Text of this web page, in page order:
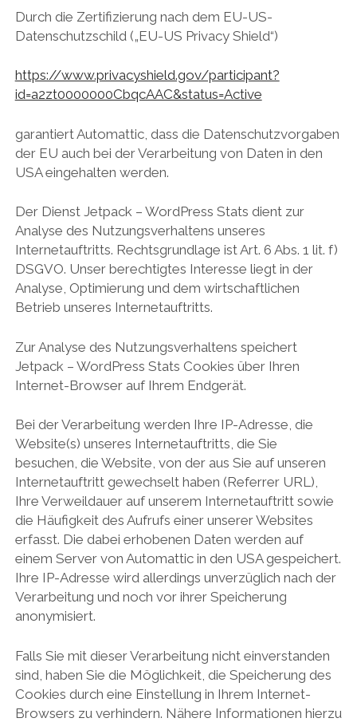
Durch die Zertifizierung nach dem EU-US-
Datenschutzschild („EU-US Privacy Shield“)
https://www.privacyshield.gov/participant?
id=a2zt0000000CbqcAAC&status=Active
garantiert Automattic, dass die Datenschutzvorgaben
der EU auch bei der Verarbeitung von Daten in den
USA eingehalten werden.
Der Dienst Jetpack – WordPress Stats dient zur
Analyse des Nutzungsverhaltens unseres
Internetauftritts. Rechtsgrundlage ist Art. 6 Abs. 1 lit. f)
DSGVO. Unser berechtigtes Interesse liegt in der
Analyse, Optimierung und dem wirtschaftlichen
Betrieb unseres Internetauftritts.
Zur Analyse des Nutzungsverhaltens speichert
Jetpack – WordPress Stats Cookies über Ihren
Internet-Browser auf Ihrem Endgerät.
Bei der Verarbeitung werden Ihre IP-Adresse, die
Website(s) unseres Internetauftritts, die Sie
besuchen, die Website, von der aus Sie auf unseren
Internetauftritt gewechselt haben (Referrer URL),
Ihre Verweildauer auf unserem Internetauftritt sowie
die Häufigkeit des Aufrufs einer unserer Websites
erfasst. Die dabei erhobenen Daten werden auf
einem Server von Automattic in den USA gespeichert.
Ihre IP-Adresse wird allerdings unverzüglich nach der
Verarbeitung und noch vor ihrer Speicherung
anonymisiert.
Falls Sie mit dieser Verarbeitung nicht einverstanden
sind, haben Sie die Möglichkeit, die Speicherung des
Cookies durch eine Einstellung in Ihrem Internet-
Browsers zu verhindern. Nähere Informationen hierzu